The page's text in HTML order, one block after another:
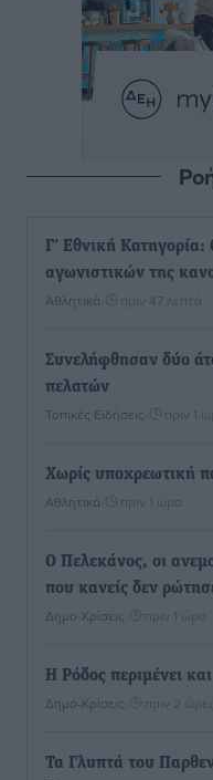
Γ’ Εθνική Κατηγορία:
αγωνιστικών της
Αθλητικά πριν 47 λεπτά
Συνελήφθησαν δύο
πελατών
Τοπικές Ειδήσεις πριν 1
Χωρίς υποχρεωτική
Αθλητικά πριν 1 ώρα
Ο Πελεκάνος, οι
που κανείς δεν
Δημο-Κρίσεις πριν 1 ώρα
Η Ρόδος περιμένει
Δημο-Κρίσεις πριν 2 ώρες
Τα Γλυπτά του